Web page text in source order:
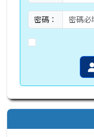
密碼：